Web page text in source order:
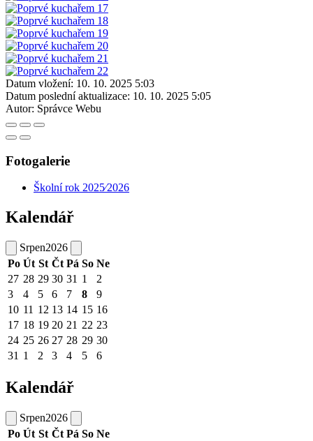
Datum vložení: 10. 10. 2025 5:03
Datum poslední aktualizace: 10. 10. 2025 5:05
Autor: Správce Webu
Fotogalerie
Školní rok 2025⁄2026
Kalendář
Srpen2026
Po Út St Čt Pá So Ne
27 28 29 30 31 1
2
3
4 5 6 7 8
9
10 11 12 13 14 15 16
17 18 19 20 21 22 23
24 25 26 27 28 29 30
31 1 2 3 4 5 6
Kalendář
Srpen2026
Po Út St Čt Pá So Ne